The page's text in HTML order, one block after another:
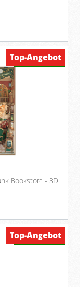
Bookstore - 3D
Verfügbar
Top-Angebot
Verfügbar
Top-Angebot